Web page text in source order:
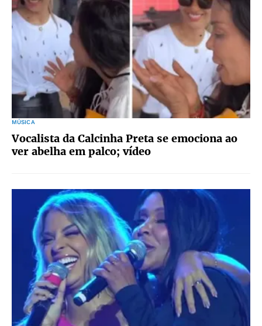
MÚSICA
Vocalista da Calcinha Preta se emociona ao
ver abelha em palco; vídeo